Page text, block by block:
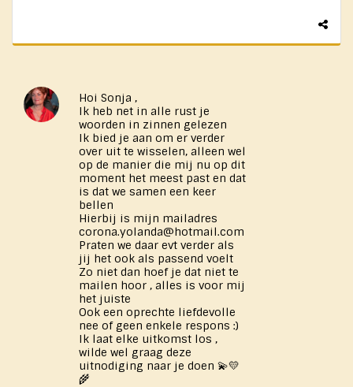
Hoi Sonja ,
Ik heb net in alle rust je
woorden in zinnen gelezen
Ik bied je aan om er verder
over uit te wisselen, alleen wel
op de manier die mij nu op dit
moment het meest past en dat
is dat we samen een keer
bellen
Hierbij is mijn mailadres
corona.yolanda@hotmail.com
Praten we daar evt verder als
jij het ook als passend voelt
Zo niet dan hoef je dat niet te
mailen hoor , alles is voor mij
het juiste
Ook een oprechte liefdevolle
nee of geen enkele respons :)
Ik laat elke uitkomst los ,
wilde wel graag deze
uitnodiging naar je doen 💫💛
🌾